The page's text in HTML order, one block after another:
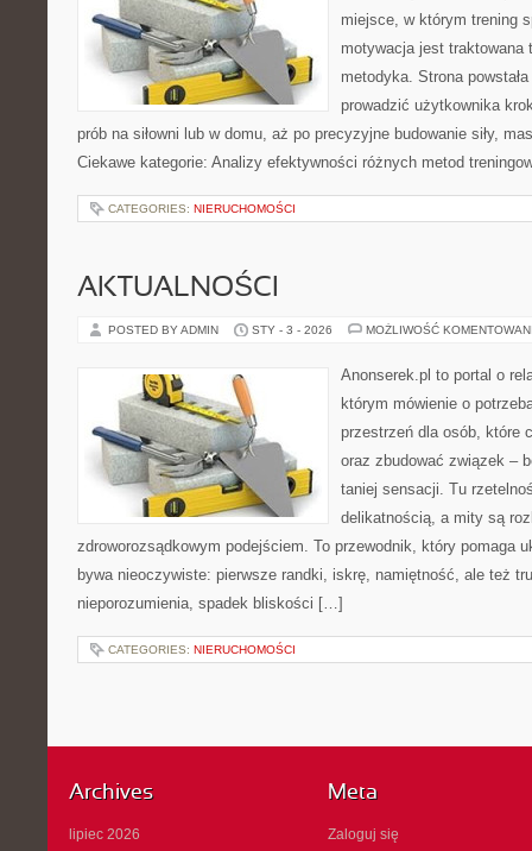
miejsce, w którym trening
motywacja jest traktowana
metodyka. Strona
prowadzić użytkownika
prób na siłowni lub w domu, aż po precyzyjne budowanie siły,
Ciekawe kategorie: Analizy efektywności różnych metod
CATEGORIES: NIERUCHOMOŚCI
AKTUALNOŚCI
POSTED BY ADMIN STY - 3 - 2026 MOŻLIWOŚĆ
Anonserek.pl to portal o
którym mówienie o
przestrzeń dla osób, które
oraz zbudować związek –
taniej sensacji. Tu
delikatnością, a mity są
zdroworozsądkowym podejściem. To przewodnik, który pomaga
bywa nieoczywiste: pierwsze randki, iskrę, namiętność, ale też
nieporozumienia, spadek bliskości […]
CATEGORIES: NIERUCHOMOŚCI
Archives
lipiec 2026
Meta
Zaloguj się